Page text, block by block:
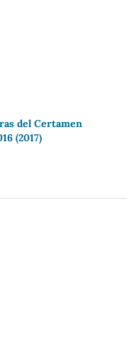
del Certamen
(2017)